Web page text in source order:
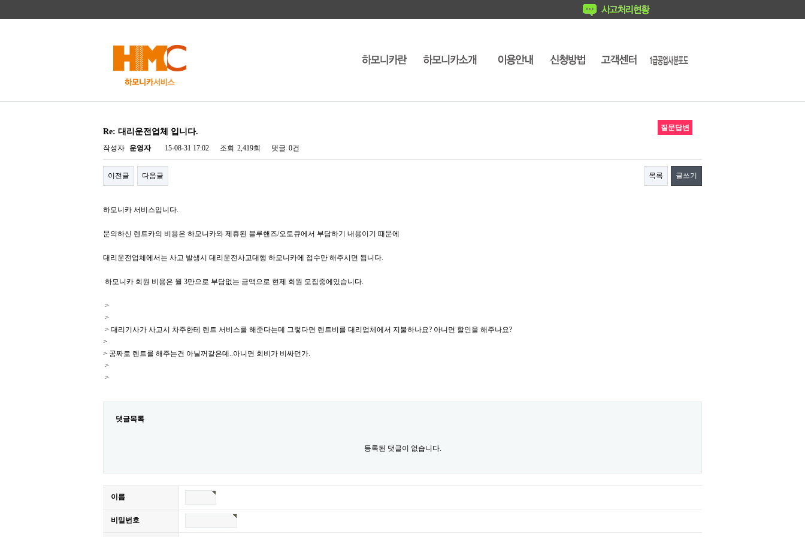
질문답변
Re: 대리운전업체 입니다.
작성자 운영자 15-08-31 17:02 조회 2,419회 댓글 0건
이전글 다음글 목록 글쓰기
하모니카 서비스입니다.
문의하신 렌트카의 비용은 하모니카와 제휴된 블루핸즈/오토큐에서 부담하기 내용이기 때문에
대리운전업체에서는 사고 발생시 대리운전사고대행 하모니카에 접수만 해주시면 됩니다.
하모니카 회원 비용은 월 3만으로 부담없는 금액으로 현제 회원 모집중에있습니다.
>
>
> 대리기사가 사고시 차주한테 렌트 서비스를 해준다는데 그렇다면 렌트비를 대리업체에서 지불하나요? 아니면 할인을 해주나요?
>
> 공짜로 렌트를 해주는건 아닐꺼같은데..아니면 회비가 비싸던가.
>
>
댓글목록
등록된 댓글이 없습니다.
이름
비밀번호